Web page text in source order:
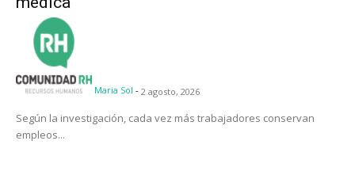
Maria Sol - 2 agosto, 2026
Según la investigación, cada vez más trabajadores conservan
empleos...